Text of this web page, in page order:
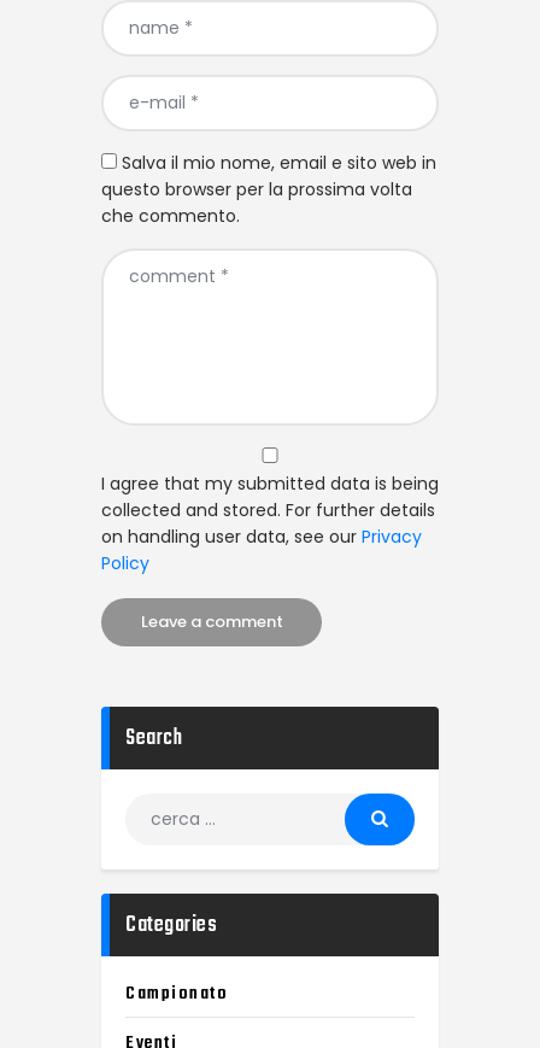
Salva il mio nome, email e sito web in
questo browser per la prossima volta
che commento.
I agree that my submitted data is being
collected and stored. For further details
on handling user data, see our Privacy
Policy
Search
Categories
Campionato